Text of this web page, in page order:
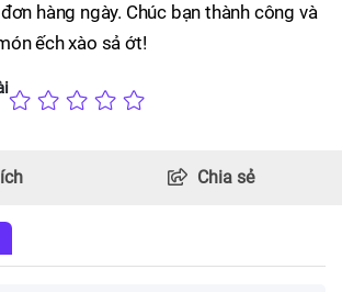
hàng ngày. Chúc bạn thành công và
ếch xào sả ớt!
Chia sẻ